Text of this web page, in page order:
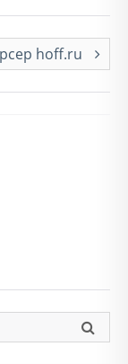
hoff.ru